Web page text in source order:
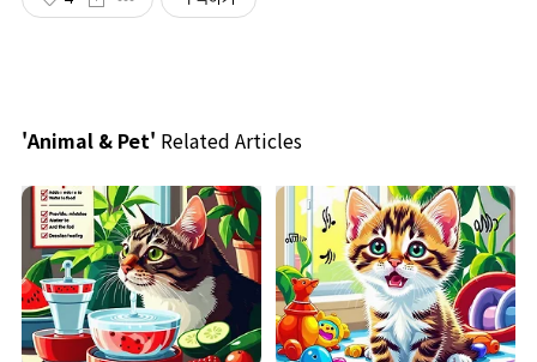
'Animal & Pet' Related Articles